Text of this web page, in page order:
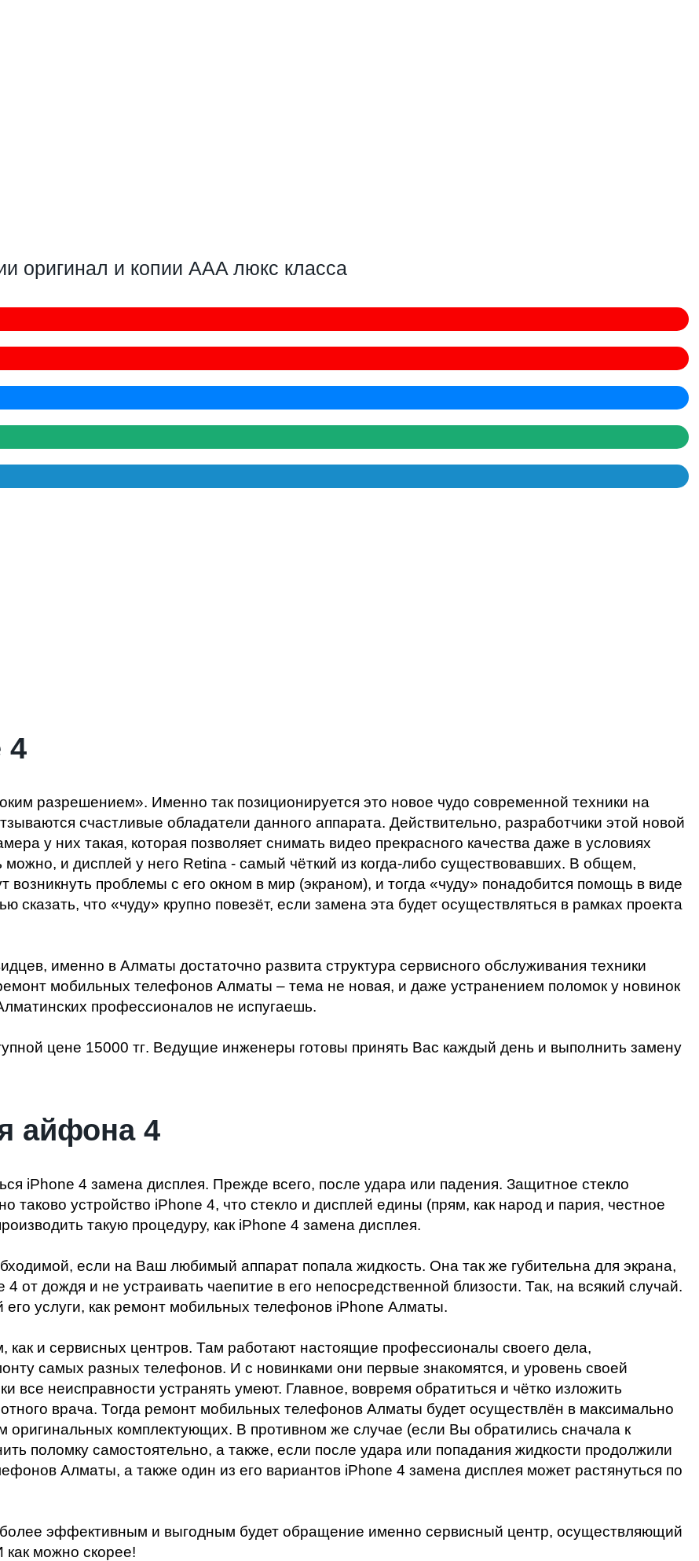
оригинал и копии AAA люкс класса
4
разрешением». Именно так позиционируется это новое чудо современной техники на
счастливые обладатели данного аппарата. Действительно, разработчики этой новой
у них такая, которая позволяет снимать видео прекрасного качества даже в условиях
и дисплей у него Retina - самый чёткий из когда-либо существовавших. В общем,
возникнуть проблемы с его окном в мир (экраном), и тогда «чуду» понадобится помощь в виде
что «чуду» крупно повезёт, если замена эта будет осуществляться в рамках проекта
именно в Алматы достаточно развита структура сервисного обслуживания техники
мобильных телефонов Алматы – тема не новая, и даже устранением поломок у новинок
профессионалов не испугаешь.
цене 15000 тг. Ведущие инженеры готовы принять Вас каждый день и выполнить замену
айфона 4
iPhone 4 замена дисплея. Прежде всего, после удара или падения. Защитное стекло
таково устройство iPhone 4, что стекло и дисплей едины (прям, как народ и пария, честное
такую процедуру, как iPhone 4 замена дисплея.
если на Ваш любимый аппарат попала жидкость. Она так же губительна для экрана,
от дождя и не устраивать чаепитие в его непосредственной близости. Так, на всякий случай.
услуги, как ремонт мобильных телефонов iPhone Алматы.
как и сервисных центров. Там работают настоящие профессионалы своего дела,
самых разных телефонов. И с новинками они первые знакомятся, и уровень своей
все неисправности устранять умеют. Главное, вовремя обратиться и чётко изложить
врача. Тогда ремонт мобильных телефонов Алматы будет осуществлён в максимально
оригинальных комплектующих. В противном же случае (если Вы обратились сначала к
поломку самостоятельно, а также, если после удара или попадания жидкости продолжили
Алматы, а также один из его вариантов iPhone 4 замена дисплея может растянуться по
эффективным и выгодным будет обращение именно сервисный центр, осуществляющий
можно скорее!